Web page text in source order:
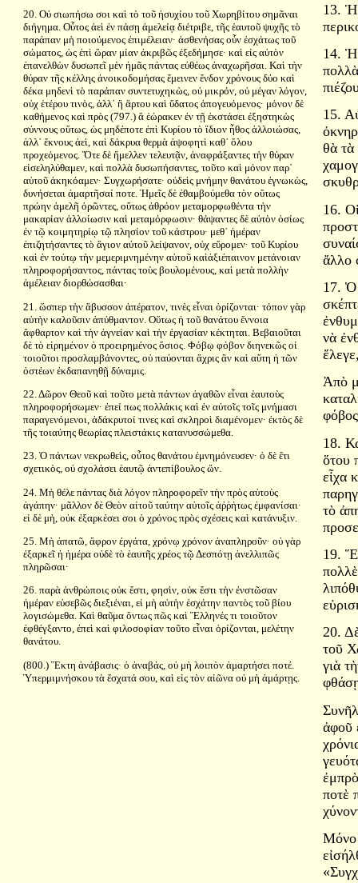
20. Οὐ σιωπήσω σοι καὶ τὸ τοῦ ἡσυχίου τοῦ Χωρηβίτου σημᾶναι
διήγημα. Οὗτος ἀεὶ ἐν πάσῃ ἀμελείᾳ διέτριβε, τῆς ἑαυτοῦ ψυχῆς τὸ
παράπαν μὴ ποιούμενος ἐπιμέλειαν· ἀσθενήσας οὖν ἐσχάτως τοῦ
σώματος, ὡς ἐπὶ ὥραν μίαν ἀκριβῶς ἐξεδήμησε· καὶ εἰς αὐτὸν
ἐπανελθὼν δυσωπεῖ μὲν ἡμᾶς πάντας εὐθέως ἀναχωρῆσαι. Καὶ τὴν
θύραν τῆς κέλλης ἀνοικοδομήσας ἔμεινεν ἔνδον χρόνους δύο καὶ
δέκα μηδενὶ τὸ παράπαν συντετυχηκὼς, οὐ μικρόν, οὐ μέγαν λόγον,
οὐχ ἑτέρου τινὸς, ἀλλ᾿ ἢ ἄρτου καὶ ὕδατος ἀπογευόμενος· μόνον δὲ
καθήμενος καὶ πρὸς (797.) ἃ ἑώρακεν ἐν τῇ ἐκστάσει ἐξηστηκὼς
σύννους οὕτως, ὡς μηδέποτε ἐπὶ Κυρίου τὸ ἴδιον ἦθος ἀλλοιώσας,
ἀλλ᾿ ἔκνους ἀεὶ, καὶ δάκρυα θερμὰ ἀψοφητὶ καθ᾿ ὅλου
προχεόμενος. Ὅτε δὲ ἤμελλεν τελευτᾷν, ἀναφράξαντες τὴν θύραν
εἰσεληλύθαμεν, καὶ πολλὰ δυσωπήσαντες, τοῦτο καὶ μόνον παρ᾿
αὐτοῦ ἀκηκόαμεν· Συγχωρήσατε· οὐδεὶς μνήμην θανάτου ἐγνωκὼς,
δυνήσεται ἁμαρτῆσαί ποτε. Ἡμεῖς δὲ ἐθαμβούμεθα τὸν οὕτως
πρώην ἀμελῆ ὁρῶντες, οὕτως ἀθρόον μεταμορφωθέντα τὴν
μακαρίαν ἀλλοίωσιν καὶ μεταμόρφωσιν· θάψαντες δὲ αὐτὸν ὁσίως
ἐν τῷ κοιμητηρίῳ τῷ πλησίον τοῦ κάστρου· μεθ᾿ ἡμέραν
ἐπιζητήσαντες τὸ ἅγιον αὐτοῦ λείψανον, οὐχ εὕρομεν· τοῦ Κυρίου
καὶ ἐν τούτῳ τὴν μεμεριμνημένην αὐτοῦ καὶἀξιέπαινον μετάνοιαν
πληροφορήσαντος, πάντας τοὺς βουλομένους, καὶ μετὰ πολλὴν
ἀμέλειαν διορθώσασθαι·
21. ὥσπερ τὴν ἄβυσσον ἀπέρατον, τινὲς εἶναι ὁρίζονται· τόπον γὰρ
αὐτὴν καλοῦσιν ἀπύθμαντον. Οὕτως ἡ τοῦ θανάτου ἔννοια
ἄφθαρτον καὶ τὴν ἁγνείαν καὶ τὴν ἐργασίαν κέκτηται. Βεβαιοῦται
δὲ τὸ εἰρημένον ὁ προειρημένος ὅσιος. Φόβῳ φόβον διηνεκῶς οἱ
τοιοῦτοι προσλαμβάνοντες, οὐ παύονται ἄχρις ἂν καὶ αὕτη ἡ τῶν
ὀστέων ἐκδαπανηθῇ δύναμις.
22. Δῶρον Θεοῦ καὶ τοῦτο μετὰ πάντων ἀγαθῶν εἶναι ἑαυτοὺς
πληροφορήσωμεν· ἐπεί πως πολλάκις καὶ ἐν αὐτοῖς τοῖς μνήμασι
παραγενόμενοι, ἀδάκρυτοί τινες καὶ σκληροὶ διαμένομεν· ἐκτὸς δὲ
τῆς τοιαύτης θεωρίας πλειστάκις κατανυσσώμεθα.
23. Ὁ πάντων νεκρωθεὶς, οὗτος θανάτου ἐμνημόνευσεν· ὁ δὲ ἔτι
σχετικὸς, οὐ σχολάσει ἑαυτῷ ἀντεπίβουλος ὤν.
24. Μὴ θέλε πάντας διὰ λόγον πληροφορεῖν τὴν πρὸς αὐτοὺς
ἀγάπην· μᾶλλον δὲ Θεὸν αἰτοῦ ταύτην αὐτοῖς ἀῤῥήτως ἐμφανίσαι·
εἰ δὲ μὴ, οὐκ ἐξαρκέσει σοι ὁ χρόνος πρὸς σχέσεις καὶ κατάνυξιν.
25. Μὴ ἀπατῶ, ἄφρον ἐργάτα, χρόνῳ χρόνον ἀναπληροῦν· οὐ γὰρ
ἐξαρκεῖ ἡ ἡμέρα οὐδὲ τὸ ἑαυτῆς χρέος τῷ Δεσπότῃ ἀνελλιπῶς
πληρῶσαι·
26. παρὰ ἀνθρώποις οὐκ ἔστι, φησὶν, οὐκ ἔστι τὴν ἐνστῶσαν
ἡμέραν εὐσεβῶς διεξιέναι, εἰ μὴ αὐτὴν ἐσχάτην παντὸς τοῦ βίου
λογισώμεθα. Καὶ θαῦμα ὄντως πῶς καὶ Ἕλληνές τι τοιοῦτον
ἐφθέγξαντο, ἐπεὶ καὶ φιλοσοφίαν τοῦτο εἶναι ὁρίζονται, μελέτην
θανάτου.
(800.) Ἕκτη ἀνάβασις· ὁ ἀναβάς, οὐ μὴ λοιπὸν ἁμαρτήσει ποτέ.
Ὑπερμιμνήσκου τὰ ἔσχατά σου, καὶ εἰς τὸν αἰῶνα οὐ μὴ ἁμάρτῃς.
13. Ἡ
14. Ἡ
15.
θὰ τὰ
16.
ἄλλο
17. Ὁ
νὰ
Ἀπὸ
18.
ὅτου
εἶχα
τὸ
19.
20.
τοῦ
γιὰ
ἀφοῦ
ποτὲ
Μόνο